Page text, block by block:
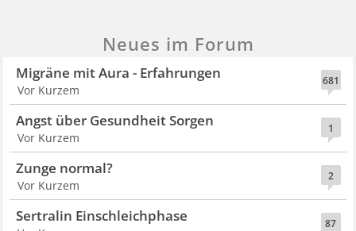
Neues im Forum
681
Migräne mit Aura - Erfahrungen
Vor Kurzem
1
Angst über Gesundheit Sorgen
Vor Kurzem
2
Zunge normal?
Vor Kurzem
87
Sertralin Einschleichphase